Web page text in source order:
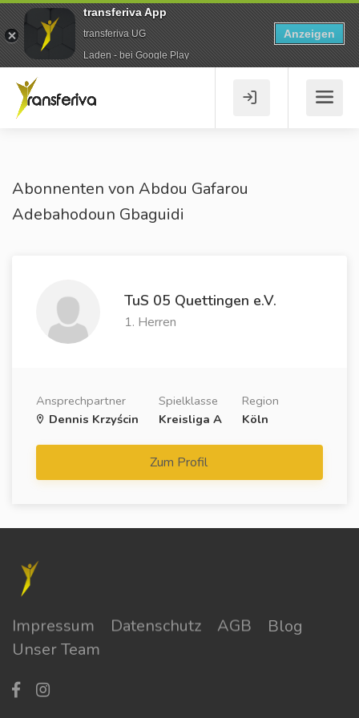
Abonnenten von Abdou Gafarou
Adebahodoun Gbaguidi
TuS 05 Quettingen e.V.
1. Herren
Ansprechpartner
Dennis Krzyścin
Spielklasse
Kreisliga A
Region
Köln
Zum Profil
Impressum Datenschutz AGB
Blog
Unser Team
transferiva App
transferiva UG
Laden - bei Google Play
Anzeigen